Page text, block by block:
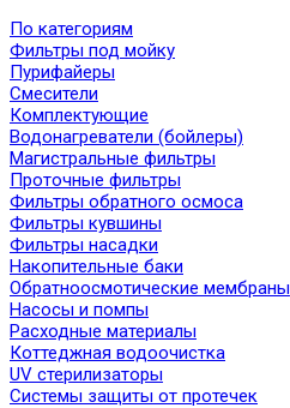
По категориям
Фильтры под мойку
Пурифайеры
Смесители
Комплектующие
Водонагреватели (бойлеры)
Магистральные фильтры
Проточные фильтры
Фильтры обратного осмоса
Фильтры кувшины
Фильтры насадки
Накопительные баки
Обратноосмотические мембраны
Насосы и помпы
Расходные материалы
Коттеджная водоочистка
UV стерилизаторы
Системы защиты от протечек